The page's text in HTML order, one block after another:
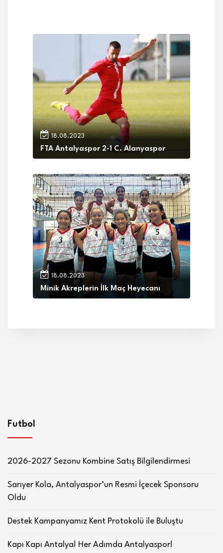
18.08.2023
FTA Antalyaspor 2-1 C. Alanyaspor
18.08.2023
Minik Akreplerin İlk Maç Heyecanı
Futbol
2026-2027 Sezonu Kombine Satış Bilgilendirmesi
Sarıyer Kola, Antalyaspor’un Resmi İçecek Sponsoru
Oldu
Destek Kampanyamız Kent Protokolü ile Buluştu
Kapı Kapı Antalya! Her Adımda Antalyaspor!